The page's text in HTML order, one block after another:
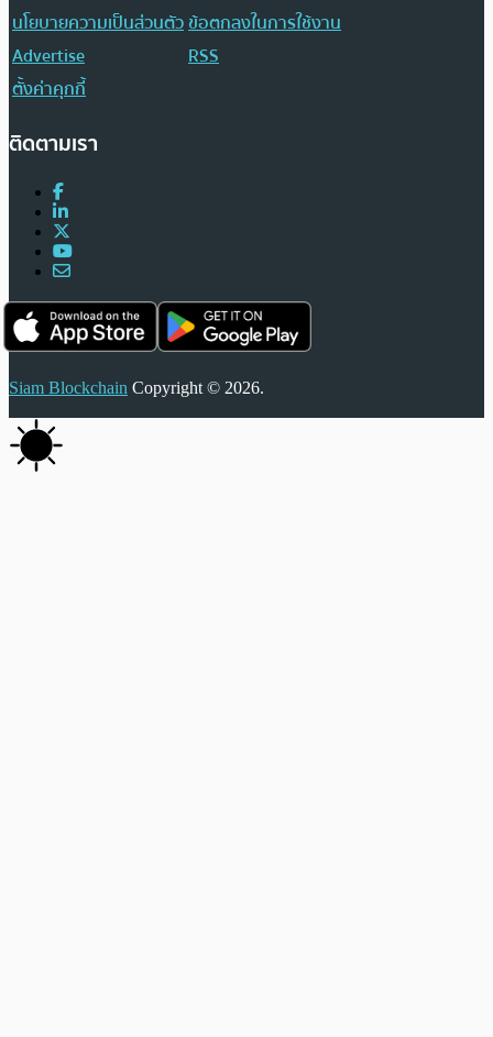
นโยบายความเป็นส่วนตัวข้อตกลงในการใช้งาน
Advertise
RSS
ตั้งค่าคุกกี้
ติดตามเรา
Siam Blockchain Copyright © 2026.